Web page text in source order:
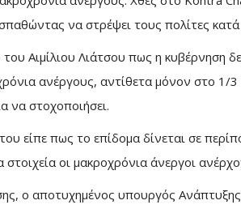
να στρέψει τους πολίτες
Αιμίλιου Λιάτσου πως η κυβέρνηση
ανέργους, αντίθετα μόνον στο 1/3
να στοχοποιήσει.
είπε πως το επίδομα δίνεται σε
οι μακροχρόνια άνεργοι
ο αποτυχημένος υπουργός Ανάπτυξης